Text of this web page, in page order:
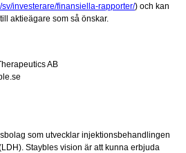
investerare/finansiella-rapporter/) och kan
aktieägare som så önskar.
AB
som utvecklar injektionsbehandlingen
Staybles vision är att kunna erbjuda